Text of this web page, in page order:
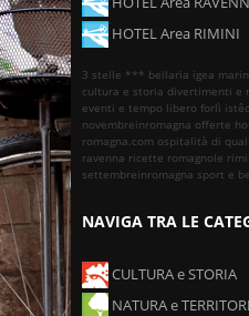
HOTEL Area RIMINI
3 stelle *** bellaria igea
cultura e storia divertimenti e
eventi e tempo libero forlì
novembreinromagna offerte
romagna.com ospitalità di
ravenna ricette romagnole
settembreinromagna sport e
NAVIGA TRA LE
CULTURA e STORIA
NATURA e